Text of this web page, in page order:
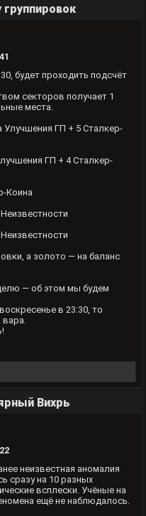
будет проходить подсчёт
секторов получает 1
места.
Улучшения ГП + 5 Сталкер-
ГП + 4 Сталкер-
Коина
а золото — на баланс
— об этом мы будем
в 23:30, то
вара.
Вихрь
неизвестная аномалия
сразу на 10 разных
всплески. Учёные на
ещё не наблюдалось.